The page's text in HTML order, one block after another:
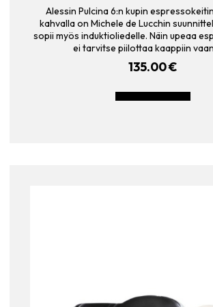
Alessin Pulcina 6:n kupin
kahvalla on Michele de Lucchin
sopii myös induktioliedelle. Näin upeaa
ei tarvitse piilottaa kaappiin
135.00€